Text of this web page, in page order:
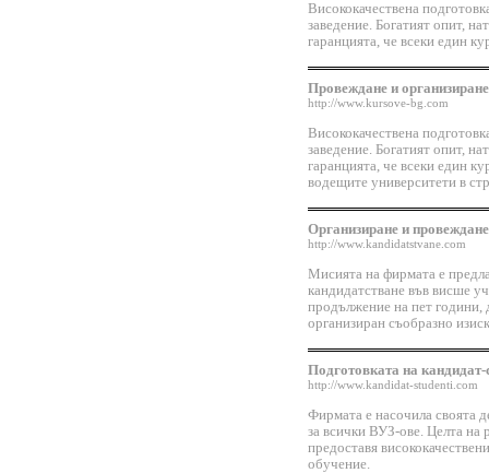
Висококачествена
заведение. Богатият опит,
гаранцията, че всеки един
Провеждане и
http://www.kursove-bg.com
Висококачествена
заведение. Богатият опит,
гаранцията, че всеки един
водещите университети в
Организиране и
http://www.kandidatstvane.com
Мисията на фирмата е
кандидатстване във висше
продължение на пет години,
организиран съобразно
Подготовката на
http://www.kandidat-studenti.com
Фирмата е насочила своята
за всички ВУЗ-ове. Целта на
предоставя
обучение.